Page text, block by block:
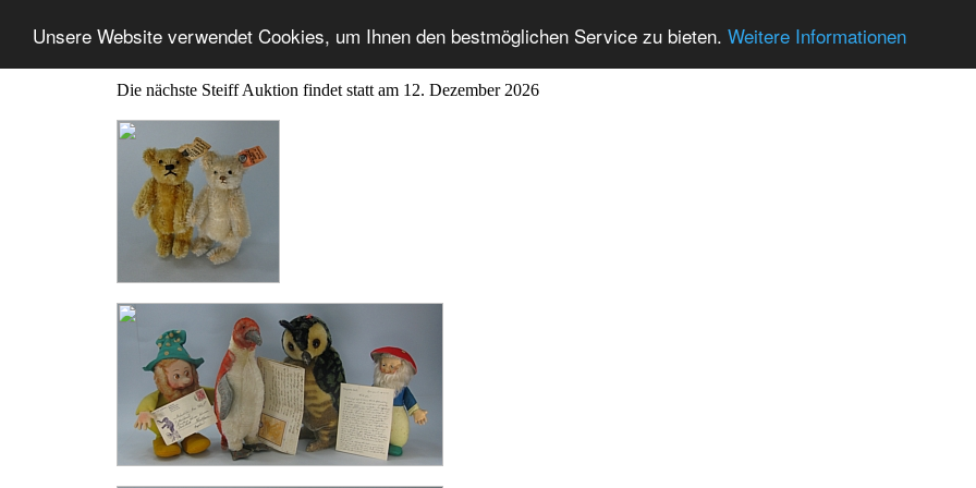
Unsere Website verwendet Cookies, um Ihnen den bestmöglichen Service zu bieten. Weitere Informationen
Die nächste Steiff Auktion findet statt am 12. Dezember 2026